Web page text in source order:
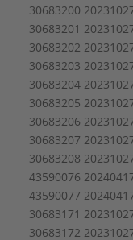
Merk:
Wilo
Nom. diameter
Nom. diameter
Nom. spanning:
Nom. stroom: 0,5
Opgenomen
Pompschakeling:
Toerenregeling
Toerental:
4366
Type
Uitwendige
40 mm
30683200
30683201
30683202
30683203
30683204
30683205
30683206
30683207
30683208
43590076
43590077
30683171
30683172